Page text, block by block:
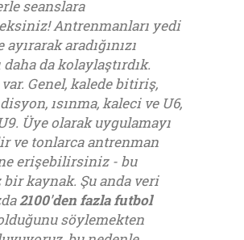
seanslara
Antrenmanları yedi
aradığınızı
daha da kolaylaştırdık.
var. Genel, kalede bitiriş,
ısınma, kaleci ve U6,
Üye olarak uygulamayı
ve tonlarca antrenman
erişebilirsiniz - bu
bir kaynak. Şu anda veri
2100'den fazla futbol
söylemekten